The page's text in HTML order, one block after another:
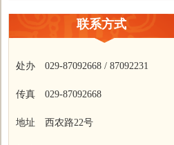
联系方式
处办 029-87092668 / 87092231
传真 029-87092668
地址 西农路22号